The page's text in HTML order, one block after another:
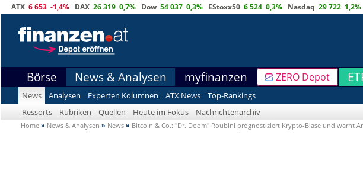
ATX 6 653 -1,4% DAX 26 319 0,7% Dow 54 037 0,3% EStoxx50 6 524 0,3% Nasdaq 29 722 1,2%
Börse News & Analysen myfinanzen ZERO Depot
News Analysen Experten Kolumnen ATX News
Top-Rankings
Ressorts
Rubriken Quellen Heute im Fokus Nachrichtenarchiv
Home » News & Analysen » News » Bitcoin & Co.: "Dr. Doom" Roubini prognostiziert Krypto-Blase und warnt